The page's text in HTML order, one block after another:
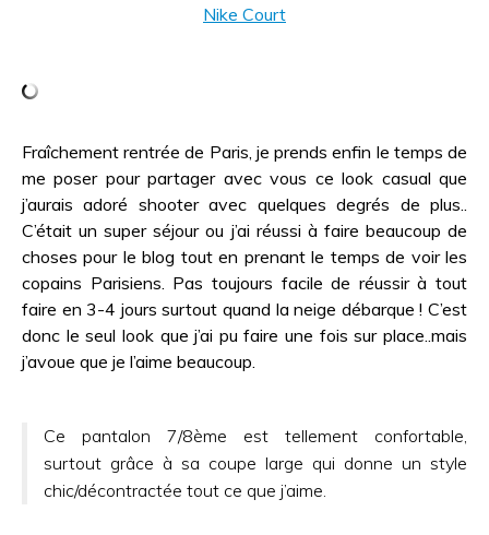
Nike Court
Fraîchement rentrée de Paris, je prends enfin le temps de
me poser pour partager avec vous ce look casual que
j’aurais adoré shooter avec quelques degrés de plus..
C’était un super séjour ou j’ai réussi à faire beaucoup de
choses pour le blog tout en prenant le temps de voir les
copains Parisiens. Pas toujours facile de réussir à tout
faire en 3-4 jours surtout quand la neige débarque ! C’est
donc le seul look que j’ai pu faire une fois sur place..mais
j’avoue que je l’aime beaucoup.
Ce pantalon 7/8ème est tellement confortable,
surtout grâce à sa coupe large qui donne un style
chic/décontractée tout ce que j’aime.